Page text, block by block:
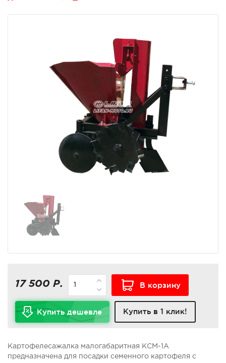
17 500 Р. В корзину
Купить дешевле Купить в 1 клик!
Картофелесажалка малогабаритная КСМ-1А
предназначена для посадки семенного картофеля с